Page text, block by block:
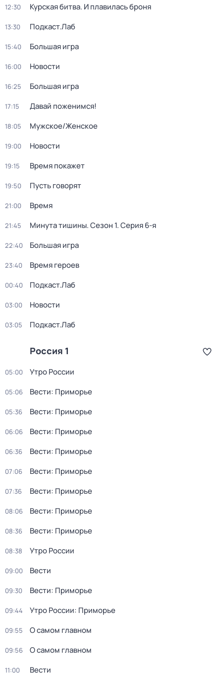
12:30 Курская битва. И плавилась броня
13:30 Подкаст.Лаб
15:40 Большая игра
16:00 Новости
16:25 Большая игра
17:15 Давай поженимся!
18:05 Мужское/Женское
19:00 Новости
19:15 Время покажет
19:50 Пусть говорят
21:00 Время
21:45 Минута тишины. Сезон 1. Серия 6-я
22:40 Большая игра
23:40 Время героев
00:40 Подкаст.Лаб
03:00 Новости
03:05 Подкаст.Лаб
Россия 1
05:00 Утро России
05:06 Вести: Приморье
05:36 Вести: Приморье
06:06 Вести: Приморье
06:36 Вести: Приморье
07:06 Вести: Приморье
07:36 Вести: Приморье
08:06 Вести: Приморье
08:36 Вести: Приморье
08:38 Утро России
09:00 Вести
09:30 Вести: Приморье
09:44 Утро России: Приморье
09:55 О самом главном
09:56 О самом главном
11:00 Вести